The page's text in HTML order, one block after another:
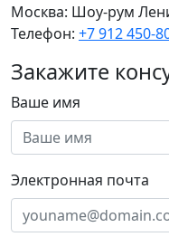
Москва: Шоу-рум
Телефон: +7 912 450-
Закажите
Ваше имя
Электронная почта